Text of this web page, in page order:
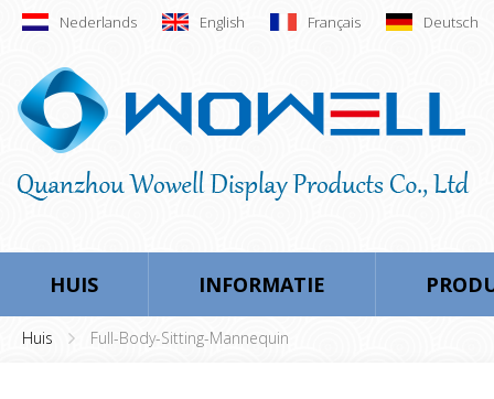
Nederlands English Français Deutsch
HUIS INFORMATIE
Huis Full-Body-Sitting-Mannequin